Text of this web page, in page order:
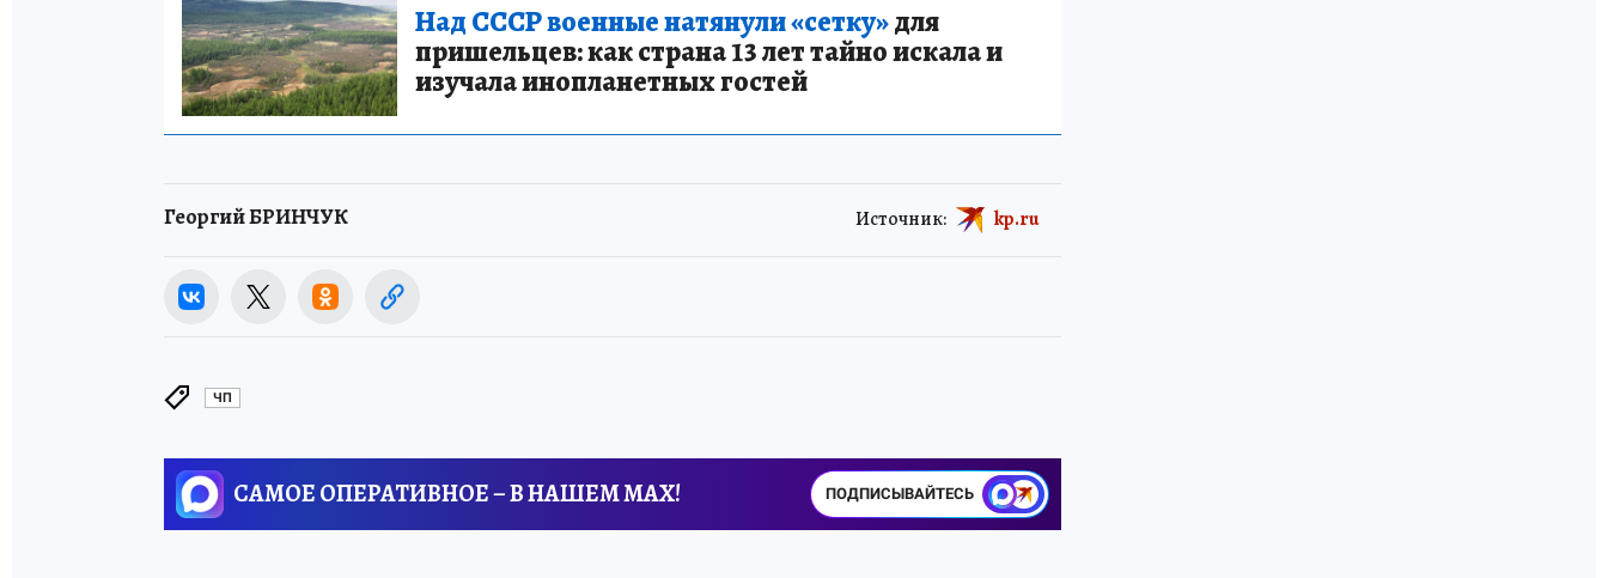
Над СССР военные натянули «сетку»для
пришельцев: как страна 13 лет тайно искала и
изучала инопланетных гостей
Георгий БРИНЧУК Источник: kp.ru
ЧП
САМОЕ ОПЕРАТИВНОЕ – В НАШЕМ MAX! ПОДПИСЫВАЙТЕСЬ